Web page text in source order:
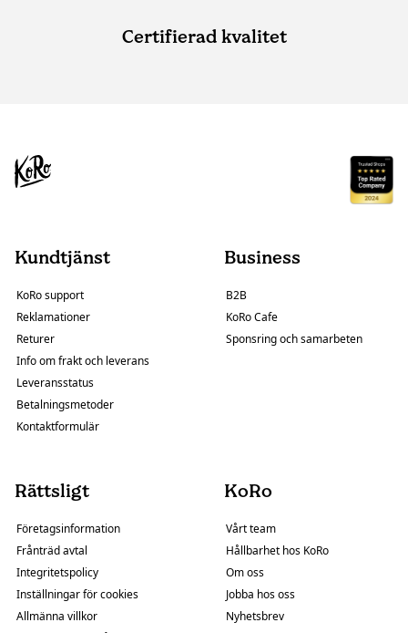
Certifierad kvalitet
Kundtjänst
KoRo support
Reklamationer
Returer
Info om frakt och leverans
Leveransstatus
Betalningsmetoder
Kontaktformulär
Business
B2B
KoRo Cafe
Sponsring och samarbeten
Rättsligt
Företagsinformation
Frånträd avtal
Integritetspolicy
Inställningar för cookies
Allmänna villkor
KoRo
Vårt team
Hållbarhet hos KoRo
Om oss
Jobba hos oss
Nyhetsbrev